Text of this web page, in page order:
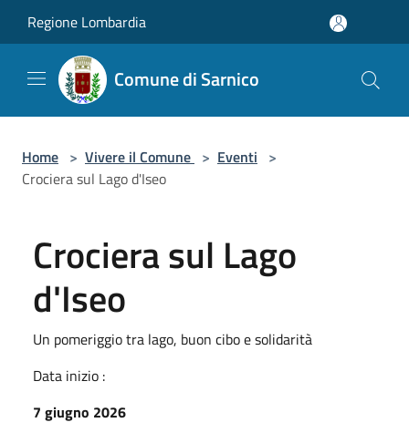
Regione Lombardia
Comune di Sarnico
Home > Vivere il Comune > Eventi >
Crociera sul Lago d'Iseo
Crociera sul Lago
d'Iseo
Un pomeriggio tra lago, buon cibo e solidarità
Data inizio :
7 giugno 2026